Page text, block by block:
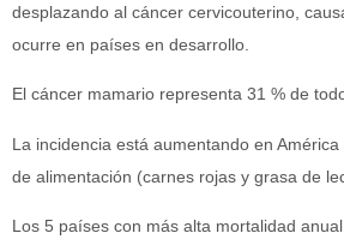
desplazando al cáncer cervicouterino,
ocurre en países en desarrollo.
El cáncer mamario representa 31 % de
La incidencia está aumentando en
de alimentación (carnes rojas y grasa de
Los 5 países con más alta mortalidad